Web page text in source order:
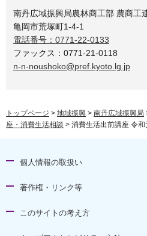
南丹広域振興局農林商工部 農商工
亀岡市荒塚町1-4-1
電話番号：0771-22-0133
ファックス：0771-21-0118
n-n-noushoko@pref.kyoto.lg.jp
トップページ > 地域振興 > 南丹広域振興局
座・消費生活相談 > 消費生活出前講座 令
個人情報の取扱い
著作権・リンク等
このサイトの考え方